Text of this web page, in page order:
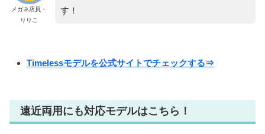
メガネ店員・
りりこ
す！
Timelessモデルを公式サイトでチェックする⇒
遠近両用にも対応モデルはこちら！